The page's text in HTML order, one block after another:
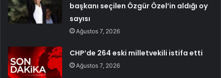
başkanı seçilen Özgür Özel’in aldığı oy
sayısı
Ağustos 7, 2026
CHP’de 264 eski milletvekili istifa etti
Ağustos 7, 2026